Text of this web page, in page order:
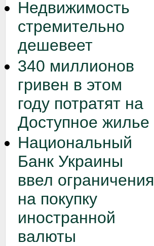
Недвижимость
стремительно
дешевеет
340 миллионов
гривен в этом
году потратят на
Доступное жилье
Национальный
Банк Украины
ввел ограничения
на покупку
иностранной
валюты